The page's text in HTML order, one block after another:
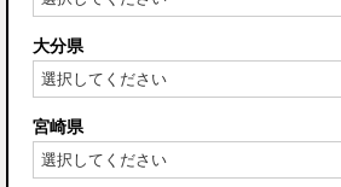
大分県
宮崎県